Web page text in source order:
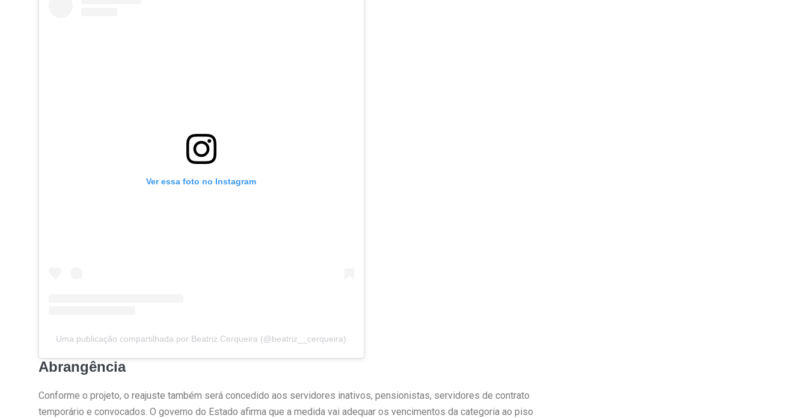
Ver essa foto no Instagram
Uma publicação compartilhada por Beatriz Cerqueira (@beatriz__cerqueira)
Abrangência
Conforme o projeto, o reajuste também será concedido aos servidores inativos, pensionistas, servidores de contrato
temporário e convocados. O governo do Estado afirma que a medida vai adequar os vencimentos da categoria ao piso